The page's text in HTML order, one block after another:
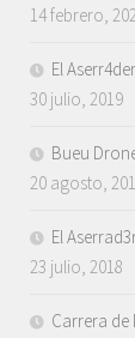
14 febrero,
El
30 julio, 2019
Bueu
20 agosto,
El
23 julio, 2018
Carrera de